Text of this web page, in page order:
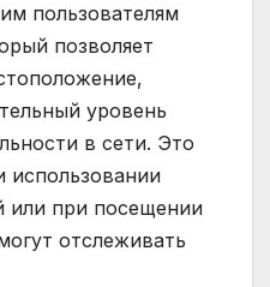
пользователям
позволяет
уровень
в сети. Это
использовании
или при посещении
отслеживать